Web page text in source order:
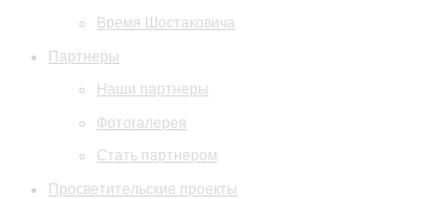
Время Шостаковича
Партнеры
Наши партнеры
Фотогалерея
Стать партнером
Просветительские проекты